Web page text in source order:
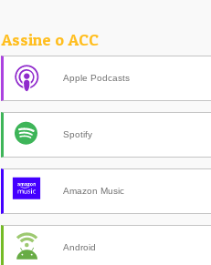
Assine o ACC
Apple Podcasts
Spotify
Amazon Music
Android